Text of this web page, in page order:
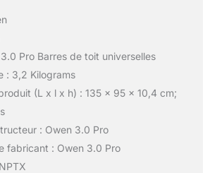
Pro Barres de toit universelles
: 3,2 Kilograms
(L x l x h) : 135 x 95 x 10,4 cm;
: Owen 3.0 Pro
fabricant : Owen 3.0 Pro